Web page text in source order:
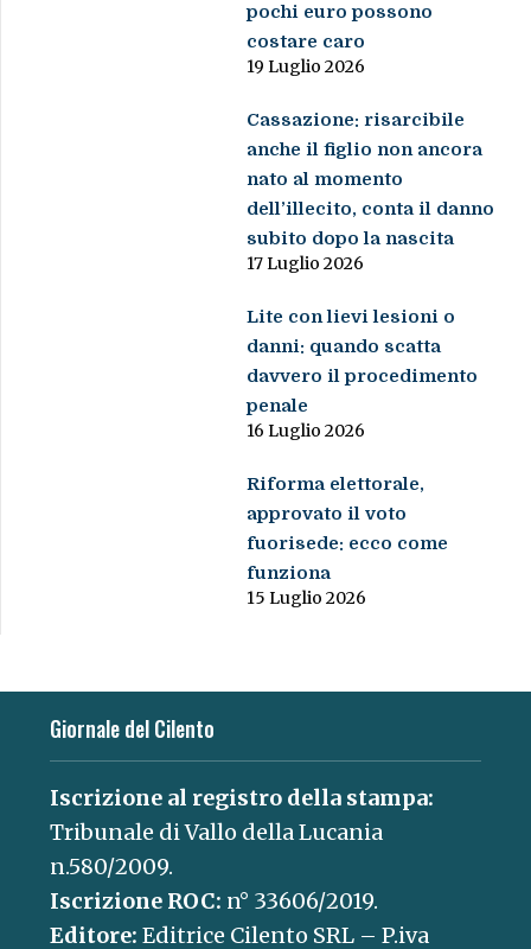
pochi euro possono
costare caro
19 Luglio 2026
Cassazione: risarcibile
anche il figlio non ancora
nato al momento
dell’illecito, conta il danno
subito dopo la nascita
17 Luglio 2026
Lite con lievi lesioni o
danni: quando scatta
davvero il procedimento
penale
16 Luglio 2026
Riforma elettorale,
approvato il voto
fuorisede: ecco come
funziona
15 Luglio 2026
Giornale del Cilento
Iscrizione al registro della stampa:
Tribunale di Vallo della Lucania
n.580/2009.
Iscrizione ROC: n° 33606/2019.
Editore: Editrice Cilento SRL – P.iva